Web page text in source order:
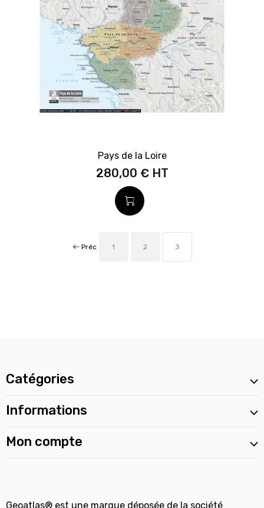
Pays de la Loire
280,00 €
Préc 1 2 3
Catégories
Informations
Mon compte
Geoatlas® est une marque déposée de la société